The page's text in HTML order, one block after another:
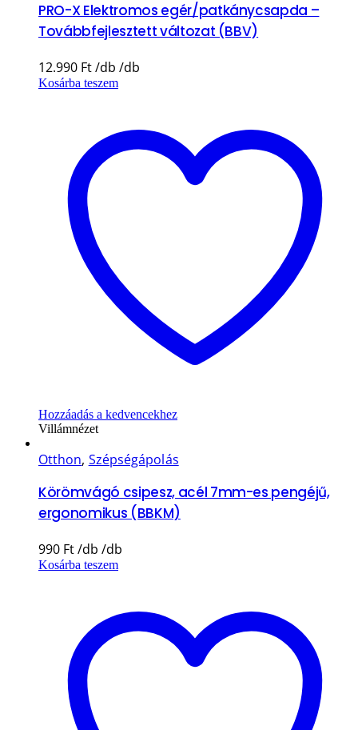
PRO-X Elektromos egér/patkánycsapda –
Továbbfejlesztett változat (BBV)
12.990 Ft
Kosárba teszem
Hozzáadás a kedvencekhez
Villámnézet
Otthon, Szépségápolás
Körömvágó csipesz, acél 7mm-es pengéjű,
ergonomikus (BBKM)
990 Ft
Kosárba teszem